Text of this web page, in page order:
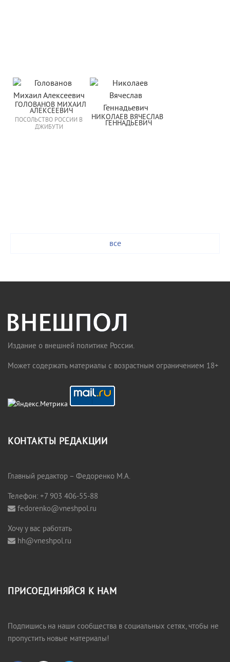
ГОЛОВАНОВ МИХАИЛ
АЛЕКСЕЕВИЧ
ПОСОЛЬСТВО РОССИИ В
ДЖИБУТИ
НИКОЛАЕВ ВЯЧЕСЛАВ
ГЕННАДЬЕВИЧ
все
Издание о внешней политике России.
Может содержать материалы с возрастным ограничением 18+
КОНТАКТЫ РЕДАКЦИИ
Главный редактор – Федоренко М.А.
Телефон: +7 903 406-55-88
fedorenko@vneshpol.ru
Хочу у вас работать
hh@vneshpol.ru
ПРИСОЕДИНЯЙСЯ К НАМ
Подпишись на наши сообщества в социальных сетях, чтобы не
пропустить новые материалы!